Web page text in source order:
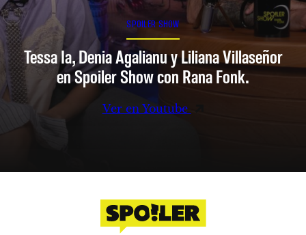
SPOILER SHOW
Tessa Ia, Denia Agalianu y Liliana Villaseñor
en Spoiler Show con Rana Fonk.
Ver en Youtube